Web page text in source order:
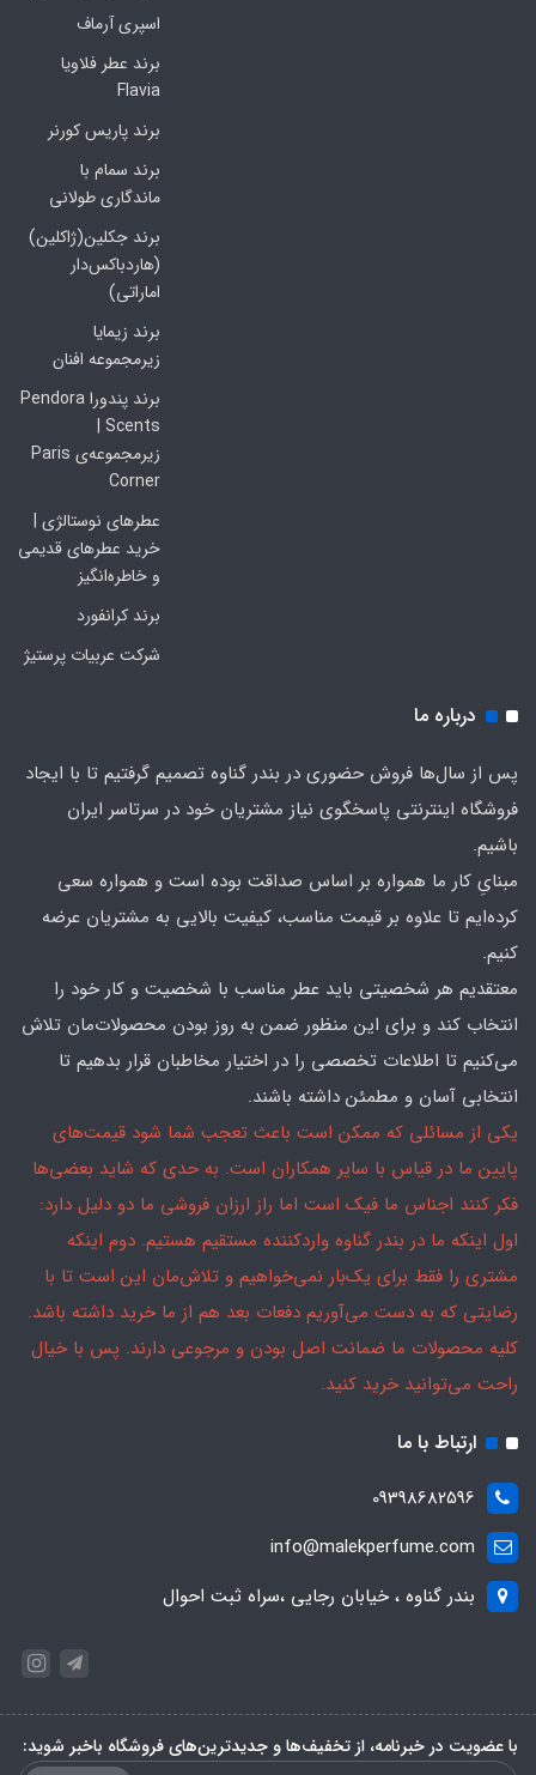
اسپری آرماف
برند عطر فلاویا
Flavia
برند پاریس کورنر
برند سمام با
ماندگاری طولانی
برند جکلین(ژاکلین)
(هاردباکس‌دار
اماراتی)
برند زیمایا
زیرمجموعه افنان
برند پندورا Pendora
Scents |
زیرمجموعه‌ی Paris
Corner
عطرهای نوستالژی |
خرید عطرهای قدیمی
و خاطره‌انگیز
برند کرانفورد
شرکت عربیات پرستیژ
درباره ما
پس از سال‌ها فروش حضوری در بندر گناوه تصمیم گرفتیم تا با ایجاد
فروشگاه اینترنتی پاسخگوی نیاز مشتریان خود در سرتاسر ایران
باشیم.
مبنایِ کار ما همواره بر اساس صداقت بوده است و همواره سعی
کرده‌ایم تا علاوه بر قیمت مناسب، کیفیت بالایی به مشتریان عرضه
کنیم.
معتقدیم هر شخصیتی باید عطر مناسب با شخصیت و کار خود را
انتخاب کند و برای این منظور ضمن به روز بودن محصولات‌مان تلاش
می‌کنیم تا اطلاعات تخصصی را در اختیار مخاطبان قرار بدهیم تا
انتخابی آسان و مطمئن داشته باشند.
یکی از مسائلی که ممکن است باعث تعجب شما شود قیمت‌های
پایین ما در قیاس با سایر همکاران است. به حدی که شاید بعضی‌ها
فکر کنند اجناس ما فیک است اما راز ارزان فروشی ما دو دلیل دارد:
اول اینکه ما در بندر گناوه واردکننده مستقیم هستیم. دوم اینکه
مشتری را فقط برای یک‌بار نمی‌خواهیم و تلاش‌مان این است تا با
رضایتی که به دست می‌آوریم دفعات بعد هم از ما خرید داشته باشد.
کلیه محصولات ما ضمانت اصل بودن و مرجوعی دارند. پس با خیال
راحت می‌توانید خرید کنید.
ارتباط با ما
09398682596
info@malekperfume.com
بندر گناوه ، خیابان رجایی ،سراه ثبت احوال
با عضویت در خبرنامه، از تخفیف‌ها و جدیدترین‌های فروشگاه باخبر شوید: